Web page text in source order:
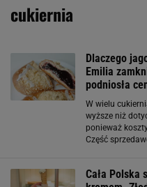
cukiernia
Dlaczego
Emilia
podniosła
W wielu
wyższe niż
ponieważ
Część
Cała Polska